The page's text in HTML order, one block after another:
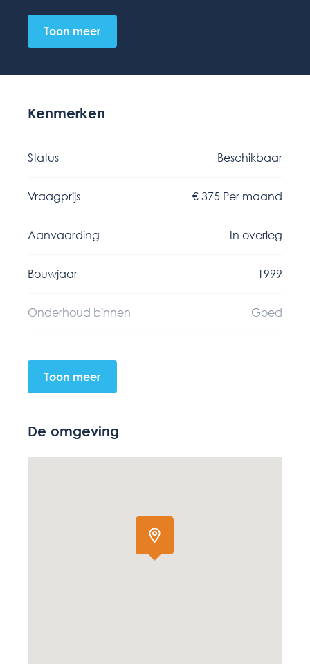
Toon meer
Kenmerken
Status Beschikbaar
Vraagprijs € 375 Per maand
Aanvaarding In overleg
Bouwjaar 1999
Onderhoud binnen Goed
Toon meer
De omgeving